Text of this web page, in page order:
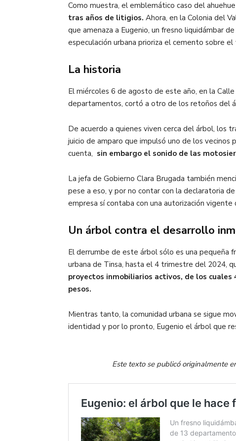
Como muestra, el emblemático caso del
tras años de litigios. Ahora, en la Colonia del
que amenaza a Eugenio, un fresno liquidámbar
especulación urbana prioriza el cemento sobre
La historia
El miércoles 6 de agosto de este año, en la
departamentos, cortó a otro de los retoños del
De acuerdo a quienes viven cerca del árbol, los
juicio de amparo que impulsó uno de los
cuenta, sin embargo el sonido de las
La jefa de Gobierno Clara Brugada también
pese a eso, y por no contar con la declaratoria
empresa sí contaba con una autorización
Un árbol contra el desarrollo
El derrumbe de este árbol sólo es una pequeña
urbana de Tinsa, hasta el 4 trimestre del 2024,
proyectos inmobiliarios activos, de los cuales
pesos.
Mientras tanto, la comunidad urbana se sigue
identidad y por lo pronto, Eugenio el árbol que
Este texto se publicó originalmente